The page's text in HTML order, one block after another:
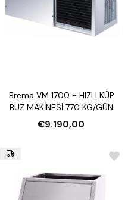
Brema VM 1700 - HIZLI KÜP
BUZ MAKİNESİ 770 KG/GÜN
€9.190,00